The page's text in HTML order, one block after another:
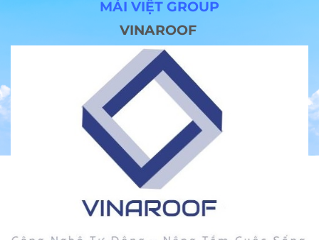
MÁI VIỆT GROUP
VINAROOF